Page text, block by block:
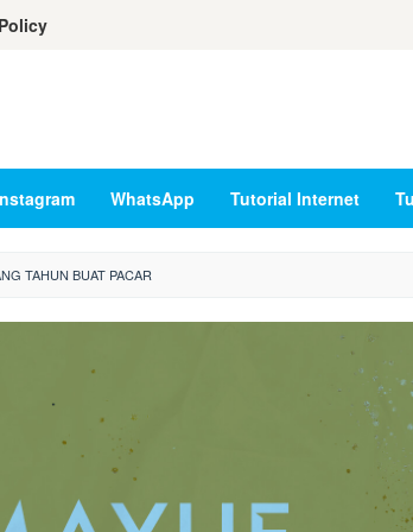
WhatsApp Tutorial Internet
TAHUN BUAT PACAR